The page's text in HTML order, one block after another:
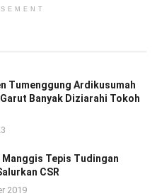
Tumenggung Ardikusumah
Banyak Diziarahi Tokoh
Manggis Tepis Tudingan
CSR
2019